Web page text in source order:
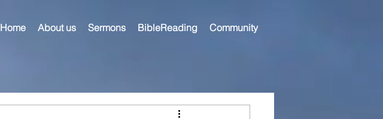
Home About us Sermons BibleReading Community